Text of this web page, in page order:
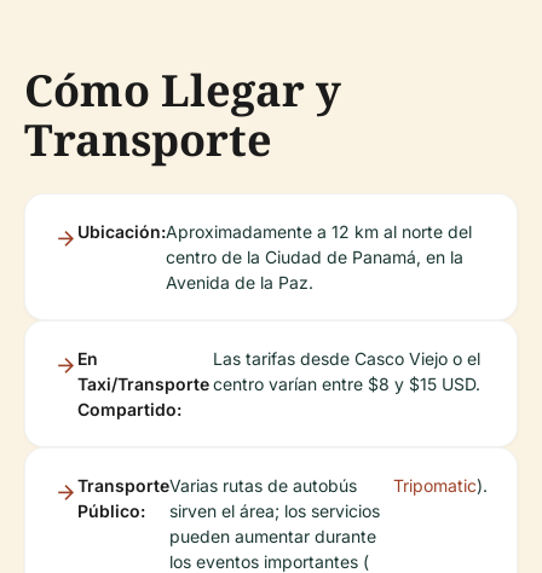
Cómo Llegar y
Transporte
Ubicación:Aproximadamente a 12 km al norte del
centro de la Ciudad de Panamá, en la
Avenida de la Paz.
En
Taxi/Transporte
Compartido:
Las tarifas desde Casco Viejo o el
centro varían entre $8 y $15 USD.
Transporte
Público:
Varias rutas de autobús
sirven el área; los servicios
pueden aumentar durante
los eventos importantes (
Tripomatic).